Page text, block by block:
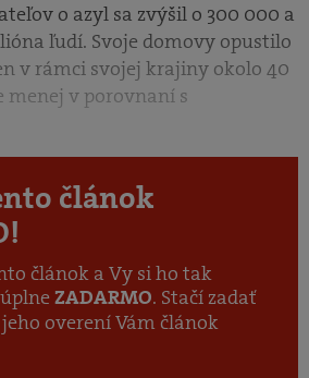
o azyl sa zvýšil o 300 000 a
ľudí. Svoje domovy opustilo
v rámci svojej krajiny okolo 40
menej v porovnaní s
článok
článok a Vy si ho tak
ZADARMO. Stačí zadať
overení Vám článok